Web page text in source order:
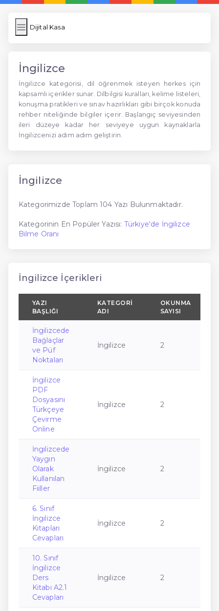
Dijital Kasa
İngilizce
İngilizce kategorisi, dil öğrenmek isteyen herkes için
kapsamlı içerikler sunar. Dilbilgisi kuralları, kelime listeleri,
konuşma pratikleri ve sınav hazırlıkları gibi birçok konuda
rehber niteliğinde bilgiler içerir. Başlangıç seviyesinden
ileri düzeye kadar her seviyeye uygun kaynaklarla
İngilizcenizi adım adım geliştirin.
İngilizce
Kategorimizde Toplam 104 Yazı Bulunmaktadır.
Kategorinin En Popüler Yazısı: Türkiye'de İngilizce
Bilme Oranı
İngilizce İçerikleri
YAZI
BAŞLIĞI
KATEGORI
ADI
OKUNMA
SAYISI
İngilizcede
Bağlaçlar
ve Püf
Noktaları
İngilizce 2
İngilizce
PDF
Dosyasını
Türkçeye
Çevirme
Online
İngilizce 2
İngilizcede
Yaygın
Olarak
Kullanılan
Fiiller
İngilizce 2
6. Sınıf
İngilizce
Kitapları
Cevapları
İngilizce 2
10. Sınıf
İngilizce
Ders
Kitabı A2.1
Cevapları
İngilizce 2